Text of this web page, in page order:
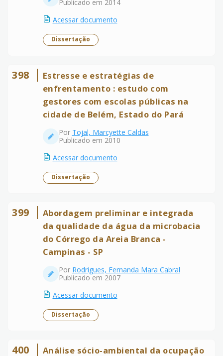
Publicado em 2014
Acessar documento
Dissertação
398
Estresse e estratégias de
enfrentamento : estudo com
gestores com escolas públicas na
cidade de Belém, Estado do Pará
Por Tojal, Marcyette Caldas
Publicado em 2010
Acessar documento
Dissertação
399
Abordagem preliminar e integrada
da qualidade da água da microbacia
do Córrego da Areia Branca -
Campinas - SP
Por Rodrigues, Fernanda Mara Cabral
Publicado em 2007
Acessar documento
Dissertação
400
Análise sócio-ambiental da ocupação